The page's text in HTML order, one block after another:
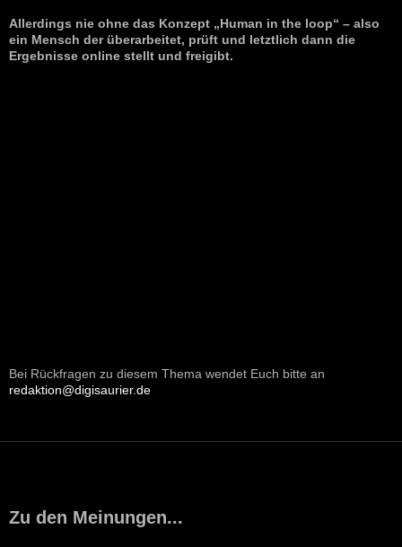
Allerdings nie ohne das Konzept „Human in the loop“ – also
ein Mensch der überarbeitet, prüft und letztlich dann die
Ergebnisse online stellt und freigibt.
Bei Rückfragen zu diesem Thema wendet Euch bitte an
redaktion@digisaurier.de
Zu den Meinungen...